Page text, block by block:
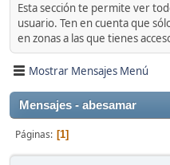
Esta sección te permite ver
usuario. Ten en cuenta que
en zonas a las que tienes
Mostrar Mensajes Menú
Mensajes - abesamar
Páginas 1